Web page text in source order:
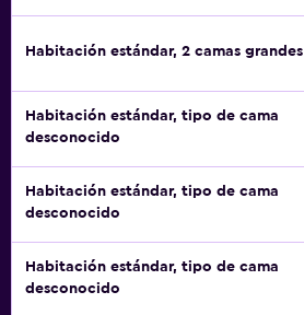
Habitación estándar, 2 camas grandes
Habitación estándar, tipo de cama
desconocido
Habitación estándar, tipo de cama
desconocido
Habitación estándar, tipo de cama
desconocido